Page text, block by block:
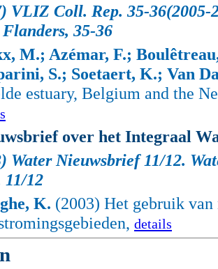
VLIZ Coll. Rep. 35-36(2005-
Flanders, 35-36
M.; Azémar, F.;
S.; Soetaert, K.; Van
estuary, Belgium and the
over het Integraal
Water Nieuwsbrief 11/12.
11/12
K. (2003) Het gebruik
details